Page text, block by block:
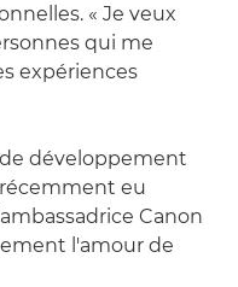
« Je veux
qui me
expériences
développement
eu
Canon
l'amour de